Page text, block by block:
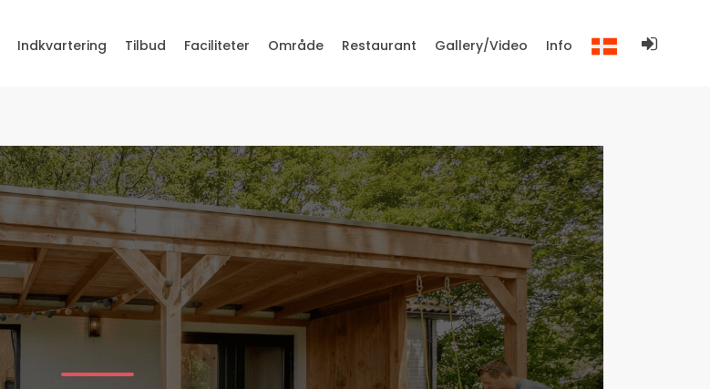
Indkvartering Tilbud Faciliteter Område Restaurant Gallery/Video Info